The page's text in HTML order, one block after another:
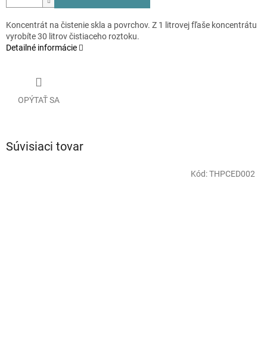
Koncentrát na čistenie skla a povrchov. Z 1 litrovej fľaše koncentrátu
vyrobíte 30 litrov čistiaceho roztoku.
Detailné informácie
OPÝTAŤ SA
Súvisiaci tovar
Kód:THPCED002